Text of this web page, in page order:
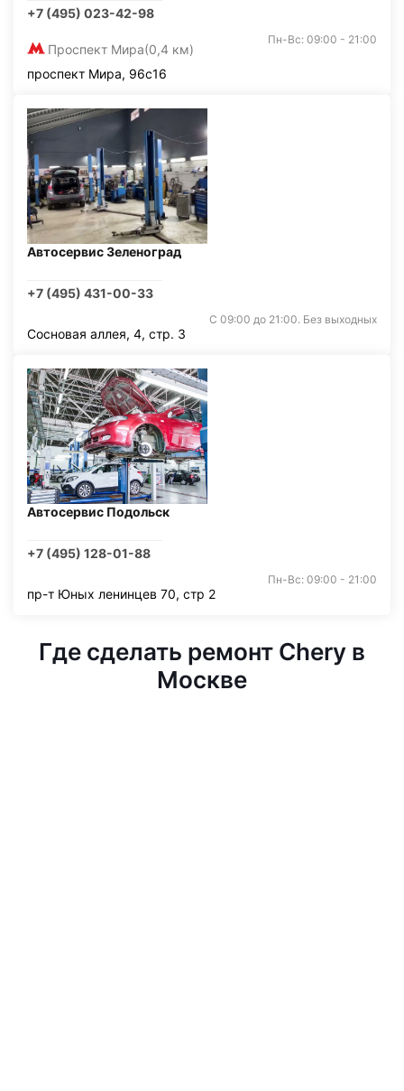
+7 (495) 023-42-98
Проспект Мира(0,4 км)
Пн-Вс: 09:00 - 21:00
проспект Мира, 96с16
Автосервис Зеленоград
+7 (495) 431-00-33
С 09:00 до 21:00. Без выходных
Сосновая аллея, 4, стр. 3
Автосервис Подольск
+7 (495) 128-01-88
Пн-Вс: 09:00 - 21:00
пр-т Юных ленинцев 70, стр 2
Где сделать ремонт Chery в
Москве